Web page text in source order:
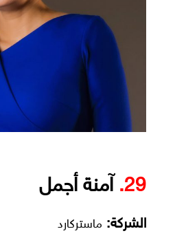
29. آمنة أجمل
الشركة: ماستركارد